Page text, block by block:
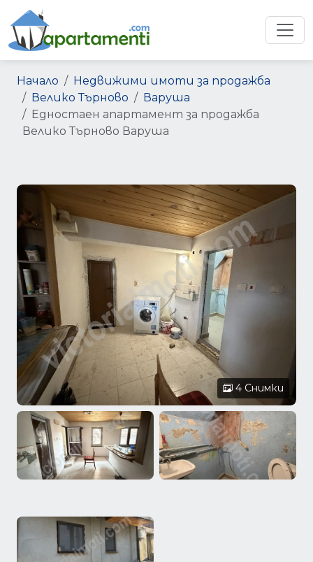
Начало
Недвижими имоти за продажба
Велико Търново
Варуша
Едностаен апартамент за продажба
Велико Търново Варуша
4 Снимки